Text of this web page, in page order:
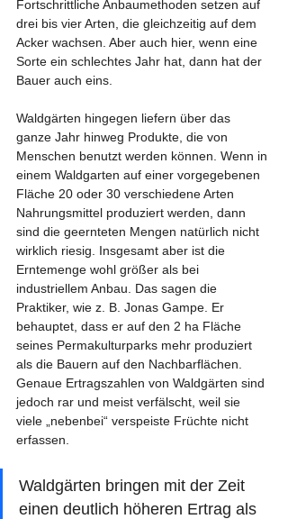
Fortschrittliche Anbaumethoden setzen auf
drei bis vier Arten, die gleichzeitig auf dem
Acker wachsen. Aber auch hier, wenn eine
Sorte ein schlechtes Jahr hat, dann hat der
Bauer auch eins.
Waldgärten hingegen liefern über das
ganze Jahr hinweg Produkte, die von
Menschen benutzt werden können. Wenn in
einem Waldgarten auf einer vorgegebenen
Fläche 20 oder 30 verschiedene Arten
Nahrungsmittel produziert werden, dann
sind die geernteten Mengen natürlich nicht
wirklich riesig. Insgesamt aber ist die
Erntemenge wohl größer als bei
industriellem Anbau. Das sagen die
Praktiker, wie z. B. Jonas Gampe. Er
behauptet, dass er auf den 2 ha Fläche
seines Permakulturparks mehr produziert
als die Bauern auf den Nachbarflächen.
Genaue Ertragszahlen von Waldgärten sind
jedoch rar und meist verfälscht, weil sie
viele „nebenbei“ verspeiste Früchte nicht
erfassen.
Waldgärten bringen mit der Zeit
einen deutlich höheren Ertrag als